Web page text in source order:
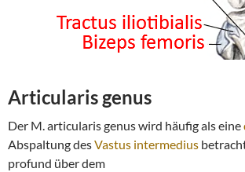
Articularis genus
Der M. articularis genus wird häufig als eine
Abspaltung desVastus intermedius
profund über dem